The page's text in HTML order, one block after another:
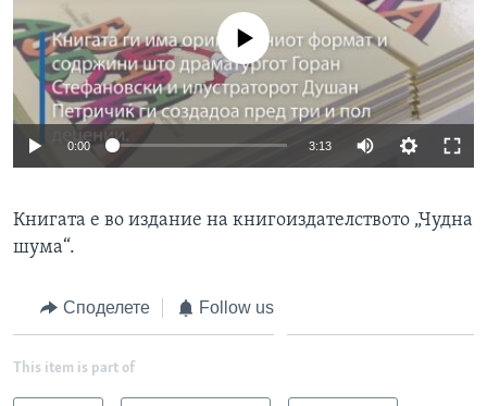
No media source currently available
0:00 3:13
Книгата е во издание на книгоиздателството „Чудна
шума“.
Споделете Follow us
This item is part of